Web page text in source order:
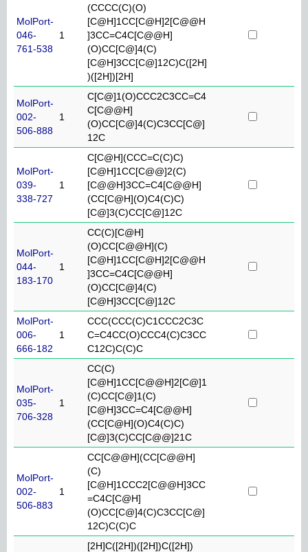
MolPort-
046-
761-538
1
(CCCC(C)(O)
[C@H]1CC[C@H]2[C@@H
]3CC=C4C[C@@H]
(O)CC[C@]4(C)
[C@H]3CC[C@]12C)C([2H]
)([2H])[2H]
MolPort-
002-
506-888
1
C[C@]1(O)CCC2C3CC=C4
C[C@@H]
(O)CC[C@]4(C)C3CC[C@]
12C
MolPort-
039-
338-727
1
C[C@H](CCC=C(C)C)
[C@H]1CC[C@@]2(C)
[C@@H]3CC=C4[C@@H]
(CC[C@H](O)C4(C)C)
[C@]3(C)CC[C@]12C
MolPort-
044-
183-170
1
CC(C)[C@H]
(O)CC[C@@H](C)
[C@H]1CC[C@H]2[C@@H
]3CC=C4C[C@@H]
(O)CC[C@]4(C)
[C@H]3CC[C@]12C
MolPort-
006-
666-182
1
CCC(CCC(C)C1CCC2C3C
C=C4CC(O)CCC4(C)C3CC
C12C)C(C)C
MolPort-
035-
706-328
1
CC(C)
[C@H]1CC[C@@H]2[C@]1
(C)CC[C@]1(C)
[C@H]3CC=C4[C@@H]
(CC[C@H](O)C4(C)C)
[C@]3(C)CC[C@@]21C
MolPort-
002-
506-883
1
CC[C@@H](CC[C@@H]
(C)
[C@H]1CCC2[C@@H]3CC
=C4C[C@H]
(O)CC[C@]4(C)C3CC[C@]
12C)C(C)C
[2H]C([2H])([2H])C([2H])